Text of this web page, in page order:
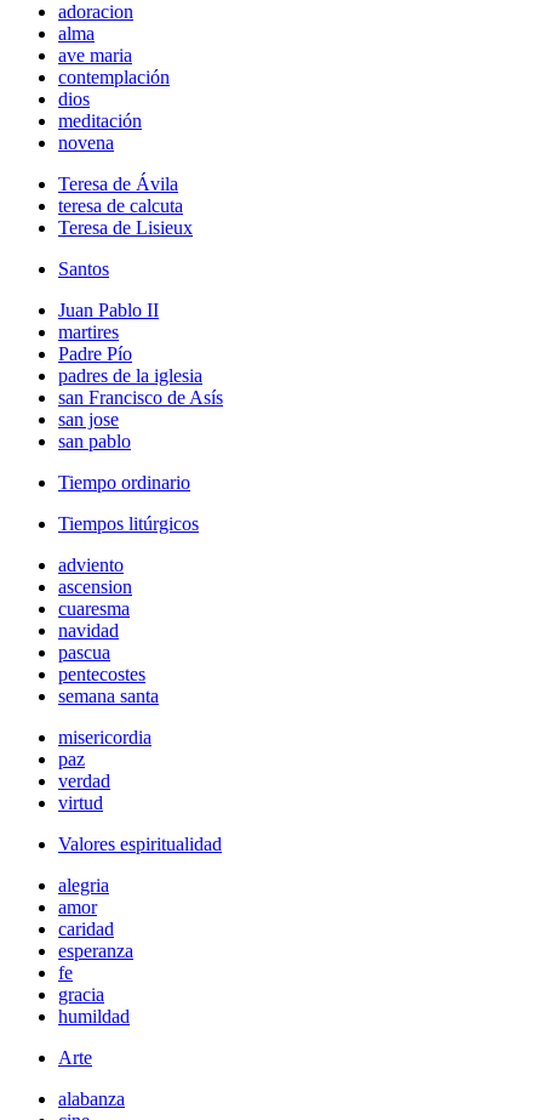
adoracion
alma
ave maria
contemplación
dios
meditación
novena
Teresa de Ávila
teresa de calcuta
Teresa de Lisieux
Santos
Juan Pablo II
martires
Padre Pío
padres de la iglesia
san Francisco de Asís
san jose
san pablo
Tiempo ordinario
Tiempos litúrgicos
adviento
ascension
cuaresma
navidad
pascua
pentecostes
semana santa
misericordia
paz
verdad
virtud
Valores espiritualidad
alegria
amor
caridad
esperanza
fe
gracia
humildad
Arte
alabanza